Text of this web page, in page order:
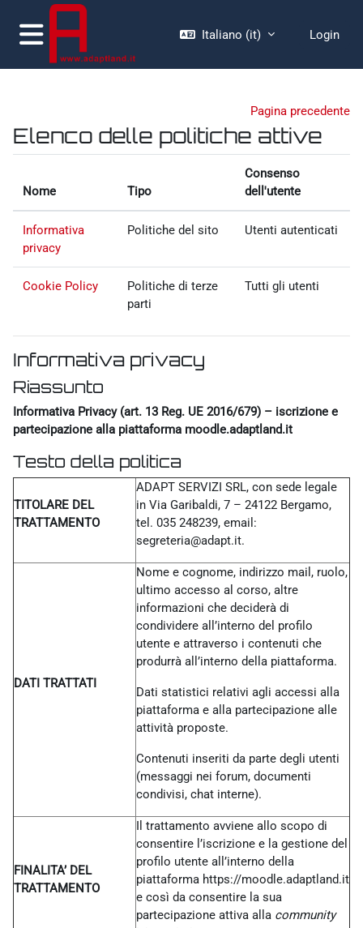
Vai al contenuto principale
Pannello laterale
Italiano ‎(it)‎ Login
Pagina precedente
Elenco delle politiche attive
Nome Tipo
Consenso
dell'utente
Informativa
privacy
Politiche del sito Utenti autenticati
Cookie Policy
Politiche di terze
parti
Tutti gli utenti
Informativa privacy
Riassunto
Informativa Privacy (art. 13 Reg. UE 2016/679) – iscrizione e
partecipazione alla piattaforma moodle.adaptland.it
Testo della politica
TITOLARE DEL
TRATTAMENTO
ADAPT SERVIZI SRL, con sede legale
in Via Garibaldi, 7 – 24122 Bergamo,
tel. 035 248239, email:
segreteria@adapt.it.
DATI TRATTATI
Nome e cognome, indirizzo mail, ruolo,
ultimo accesso al corso, altre
informazioni che deciderà di
condividere all’interno del profilo
utente e attraverso i contenuti che
produrrà all’interno della piattaforma.
Dati statistici relativi agli accessi alla
piattaforma e alla partecipazione alle
attività proposte.
Contenuti inseriti da parte degli utenti
(messaggi nei forum, documenti
condivisi, chat interne).
FINALITA’ DEL
TRATTAMENTO
Il trattamento avviene allo scopo di
consentire l’iscrizione e la gestione del
profilo utente all’interno della
piattaforma https://moodle.adaptland.it
e così da consentire la sua
partecipazione attiva alla community